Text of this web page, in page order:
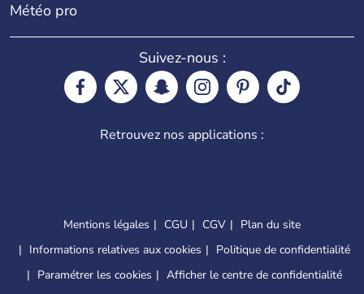
Météo pro
Suivez-nous :
Retrouvez nos applications :
Mentions légales CGU CGV
Plan du site
Informations relatives aux cookies
Politique de confidentialité
Paramétrer les cookies
Afficher le centre de confidentialité